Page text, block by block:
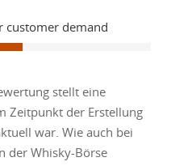
customer demand
stellt eine
Zeitpunkt der Erstellung
war. Wie auch bei
der Whisky-Börse